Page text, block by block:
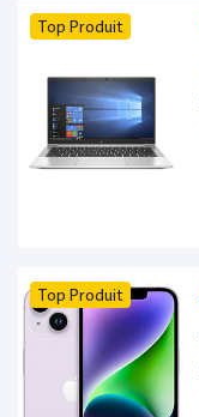
Top Produit
Top Produit